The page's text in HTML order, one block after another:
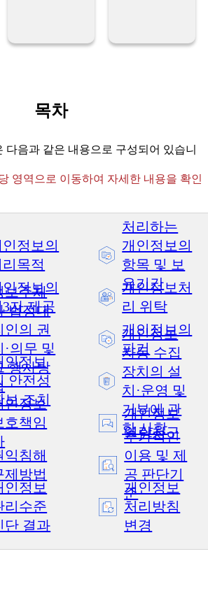
목차
다음과 같은 내용으로 구성되어 있습니
영역으로 이동하여 자세한 내용을 확인
인정보의
리목적
처리하는
개인정보의
항목 및 보
유기간
인정보의
자 제공
개인정보처
리 위탁
보주체
법정대
인의 권
·의무 및
행사방
개인정보의
파기
인정보
안전성
보 조치
개인정보
자동 수집
장치의 설
치·운영 및
거부에 관
한 사항
인정보
호책임
개인정보
열람청구
익침해
제방법
추가적인
이용 및 제
공 판단기
준
인정보
리수준
단 결과
개인정보
처리방침
변경